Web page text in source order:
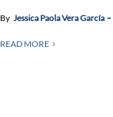
By Jessica Paola Vera García
READ MORE